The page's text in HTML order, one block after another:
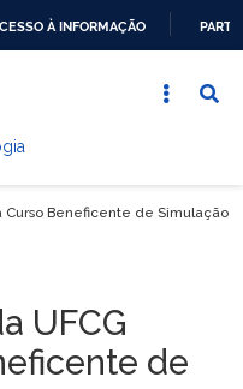
À INFORMAÇÃO
Curso Beneficente de Simulação
UFCG
de